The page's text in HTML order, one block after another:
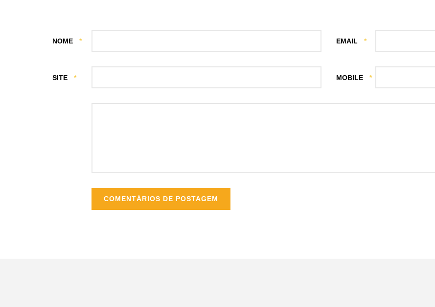
NOME * EMAIL *
SITE * MOBILE *
COMENTÁRIOS DE POSTAGEM